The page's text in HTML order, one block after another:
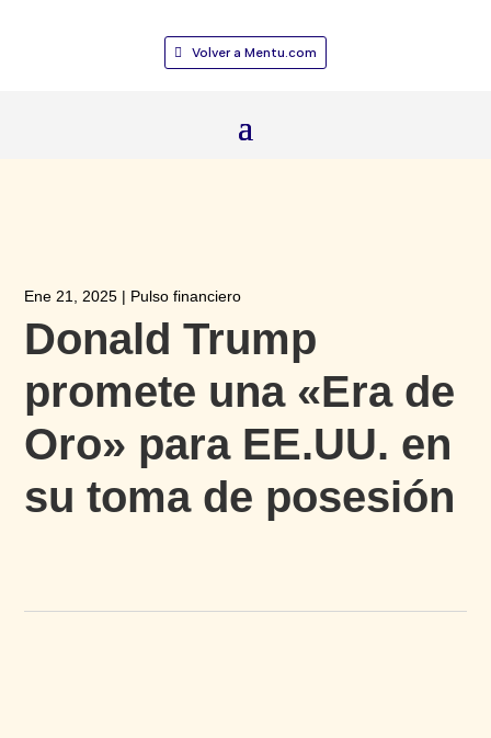
Volver a Mentu.com
Ene 21, 2025 | Pulso financiero
Donald Trump
promete una «Era de
Oro» para EE.UU. en
su toma de posesión